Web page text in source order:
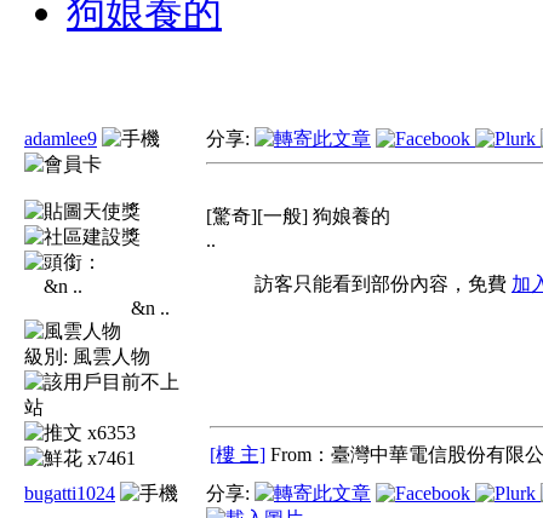
狗娘養的
adamlee9
&n ..
級別: 風雲人物
x6353
x7461
分享:
[驚奇][一般] 狗娘養的
..
訪客只能看到部份內容，免費 加
[樓 主] From：臺灣中華電信股份有限
bugatti1024
分享: